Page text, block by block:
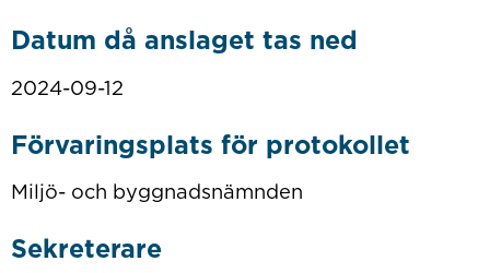
Datum då anslaget tas ned
2024-09-12
Förvaringsplats för protokollet
Miljö- och byggnadsnämnden
Sekreterare